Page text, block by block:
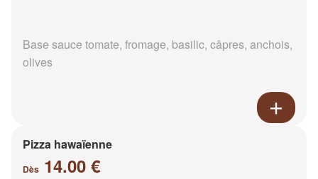
Base sauce tomate, fromage, basilic, câpres, anchois,
olives
Pizza hawaïenne
Dès 14.00 €